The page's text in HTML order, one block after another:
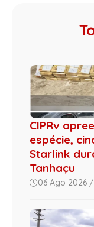
CIPRv
espécie,
Starlink
Tanhaçu
06 Ago 2026 /